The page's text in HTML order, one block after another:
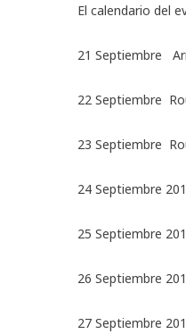
El calendario del
21 Septiembre
22 Septiembre
23
24
25
26 Septiembre
27